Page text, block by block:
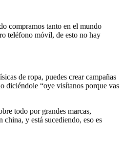
compramos tanto en el mundo
teléfono móvil, de esto no hay
de ropa, puedes crear campañas
diciéndole “oye visítanos porque vas
todo por grandes marcas,
y está sucediendo, eso es